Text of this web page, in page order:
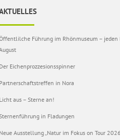
Führung im Rhönmuseum – jeden
Der Eichenprozzesionsspinner
Partnerschaftstreffen in Nora
Licht aus – Sterne an!
in Fladungen
Neue Ausstellung „Natur im Fokus on Tour